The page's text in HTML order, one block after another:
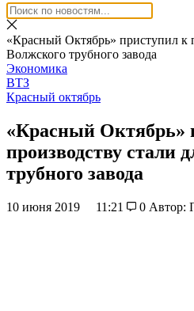
«Красный Октябрь» приступил к
Волжского трубного завода
Экономика
ВТЗ
Красный октябрь
«Красный Октябрь»
производству стали
трубного завода
10 июня 2019 11:21 0 Автор: